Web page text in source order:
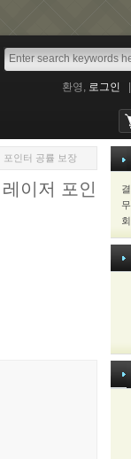
환영, 로그인
인터 공률 보장
이저 포인